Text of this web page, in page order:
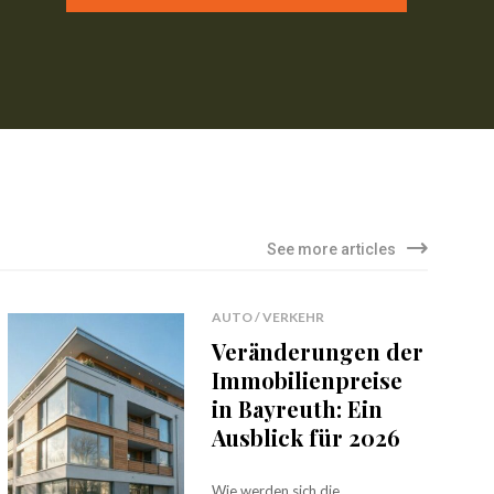
See more articles
AUTO / VERKEHR
Veränderungen der
Immobilienpreise
in Bayreuth: Ein
Ausblick für 2026